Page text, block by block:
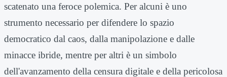
scatenato una feroce polemica. Per alcuni è uno
strumento necessario per difendere lo spazio
democratico dal caos, dalla manipolazione e dalle
minacce ibride, mentre per altri è un simbolo
dell'avanzamento della censura digitale e della pericolosa